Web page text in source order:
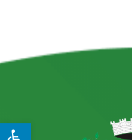
Open toolbar